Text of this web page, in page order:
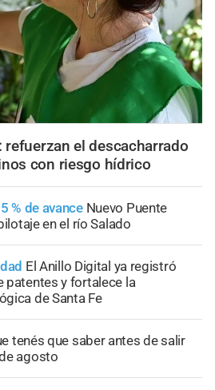
refuerzan el descacharrado
con riesgo hídrico
% de avance Nuevo Puente
en el río Salado
El Anillo Digital ya registró
patentes y fortalece la
de Santa Fe
tenés que saber antes de salir
agosto